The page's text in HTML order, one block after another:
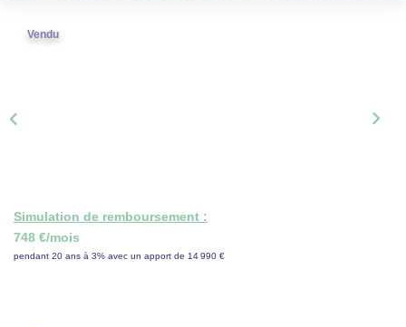
Vendu
Simulation de remboursement :
748 €/mois
pendant 20 ans à 3% avec un apport de 14 990 €